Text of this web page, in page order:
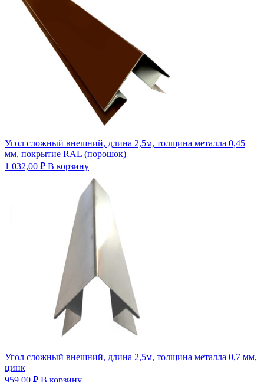
Угол сложный внешний, длина 2,5м, толщина металла 0,45
мм, покрытие RAL (порошок)
1 032,00 ₽ В корзину
Угол сложный внешний, длина 2,5м, толщина металла 0,7 мм,
цинк
959,00 ₽ В корзину